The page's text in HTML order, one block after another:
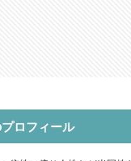
ロフィール